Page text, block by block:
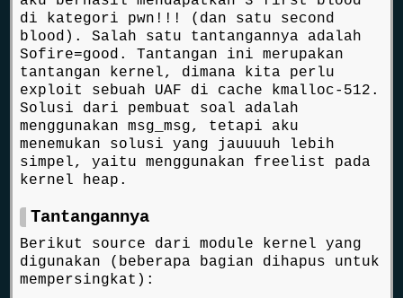
di kategori pwn!!! (dan satu second
blood). Salah satu tantangannya adalah
Sofire=good. Tantangan ini merupakan
tantangan kernel, dimana kita perlu
exploit sebuah UAF di cache kmalloc-512.
Solusi dari pembuat soal adalah
menggunakan msg_msg, tetapi aku
menemukan solusi yang jauuuuh lebih
simpel, yaitu menggunakan freelist pada
kernel heap.
Tantangannya
Berikut source dari module kernel yang
digunakan (beberapa bagian dihapus untuk
mempersingkat):